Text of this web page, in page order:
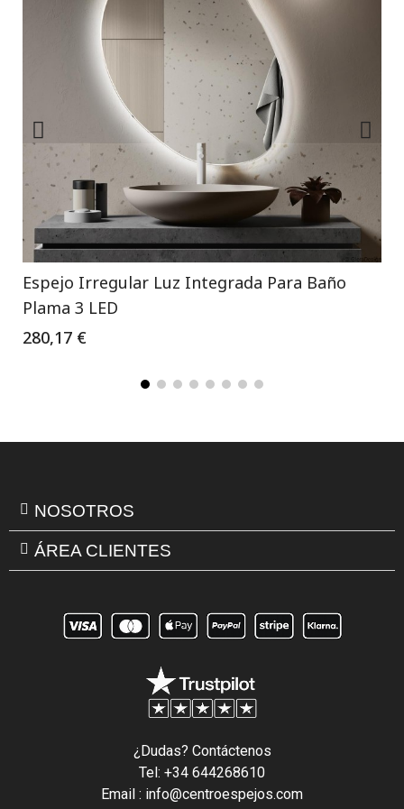
Espejo Irregular Luz Integrada Para Baño
Plama 3 LED
280,17 €
NOSOTROS
ÁREA CLIENTES
¿Dudas? Contáctenos
Tel: +34 644268610
Email : info@centroespejos.com